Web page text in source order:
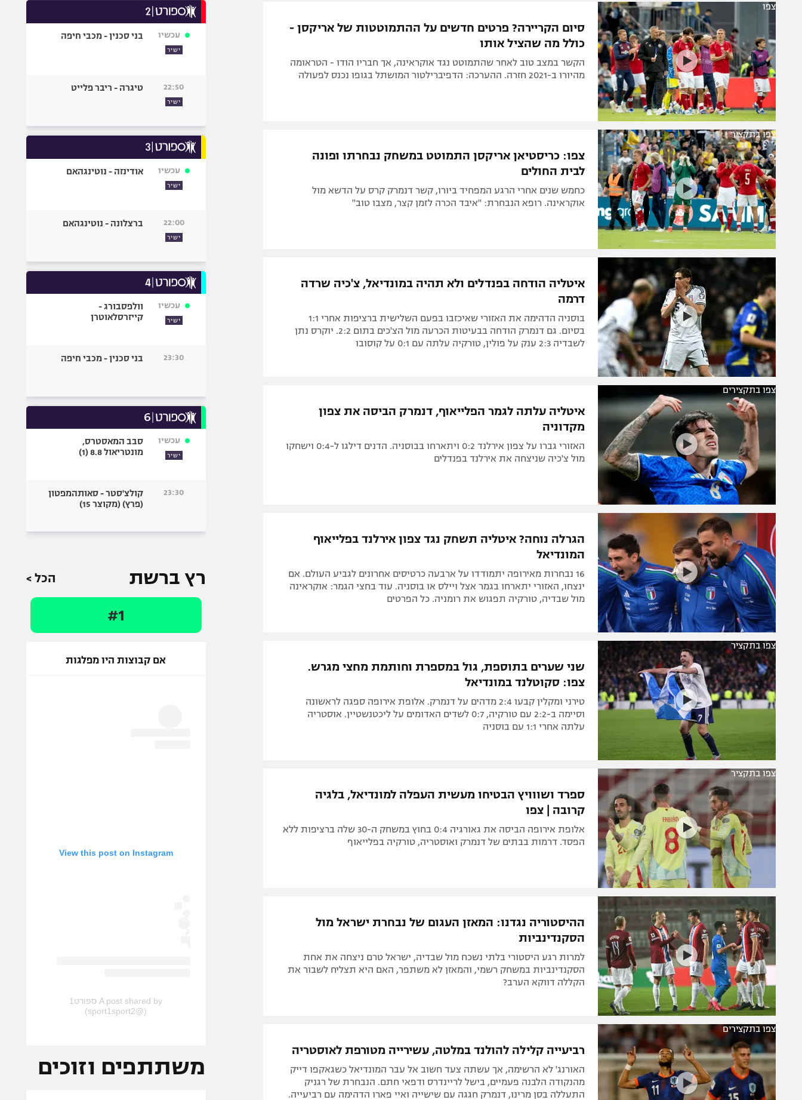
תקנון משתתפים וזוכים בפרסים
תקנון עבור פעילות אלקטרה
תקנון עבור פעילות ספורט 1 – "מרלן"
טניס
גיימינג E-Sports
תנאי שימוש
מדיניות פרטיות
תקנון פעילות ספורט 1
רשיון להקרנה פומבית לבית עסק
הצטרפות לחבילת הערוצים
לוח דרושים – ג'ובנט
תגיות
המגזין
הפועל באר שבע
מכבי נתניה
ספורט מוטורי
בייסבול MLB
גיימינג E-Sports
צפו
סיום הקריירה? פרטים חדשים על ההתמוטטות של אריקסן -
כולל מה שהציל אותו
הקשר במצב טוב לאחר שהתמוטט נגד אוקראינה, אך חבריו הודו - הטראומה
מהיורו ב-2021 חזרה. ההערכה: הדפיברילטור המושתל בגופו נכנס לפעולה
צפו בתקציר
צפו: כריסטיאן אריקסן התמוטט במשחק נבחרתו ופונה
לבית החולים
כחמש שנים אחרי הרגע המפחיד ביורו, קשר דנמרק קרס על הדשא מול
אוקראינה. רופא הנבחרת: "איבד הכרה לזמן קצר, מצבו טוב"
איטליה הודחה בפנדלים ולא תהיה במונדיאל, צ'כיה שרדה
דרמה
בוסניה הדהימה את האזורי שאיכזבו בפעם השלישית ברציפות אחרי 1:1
בסיום. גם דנמרק הודחה בבעיטות הכרעה מול הצ'כים בתום 2:2. יוקרס נתן
לשבדיה 2:3 ענק על פולין, טורקיה עלתה עם 0:1 על קוסובו
צפו בתקצירים
איטליה עלתה לגמר הפלייאוף, דנמרק הביסה את צפון
מקדוניה
האזורי גברו על צפון אירלנד 0:2 ויתארחו בבוסניה. הדנים דילגו ל-0:4 וישחקו
מול צ'כיה שניצחה את אירלנד בפנדלים
הגרלה נוחה? איטליה תשחק נגד צפון אירלנד בפלייאוף
המונדיאל
16 נבחרות מאירופה יתמודדו על ארבעה כרטיסים אחרונים לגביע העולם. אם
ינצחו, האזורי יתארחו בגמר אצל ויילס או בוסניה. עוד בחצי הגמר: אוקראינה
מול שבדיה, טורקיה תפגוש את רומניה. כל הפרטים
צפו בתקציר
שני שערים בתוספת, גול במספרת וחותמת מחצי מגרש.
צפו: סקוטלנד במונדיאל
טירני ומקלין קבעו 2:4 מדהים על דנמרק. אלופת אירופה ספגה לראשונה
וסיימה ב-2:2 עם טורקיה, 0:7 לשדים האדומים על ליכטנשטיין. אוסטריה
עלתה אחרי 1:1 עם בוסניה
צפו בתקציר
ספרד ושווויץ הבטיחו מעשית העפלה למונדיאל, בלגיה
קרובה | צפו
אלופת אירופה הביסה את גאורגיה 0:4 בחוץ במשחק ה-30 שלה ברציפות ללא
הפסד. דרמות בבתים של דנמרק ואוסטריה, טורקיה בפלייאוף
ההיסטוריה נגדנו: המאזן העגום של נבחרת ישראל מול
הסקנדינביות
למרות רגע היסטורי בלתי נשכח מול שבדיה, ישראל טרם ניצחה את אחת
הסקנדינביות במשחק רשמי, והמאזן לא משתפר, האם היא תצליח לשבור את
הקללה דווקא הערב?
צפו בתקצירים
רביעייה קלילה להולנד במלטה, עשירייה מטורפת לאוסטריה
האורנג' לא הרשימה, אך עשתה צעד חשוב אל עבר המונדיאל כשגאקפו דייק
מהנקודה הלבנה פעמיים, בישל לריינדרס ודפאי חתם. הנבחרת של רגניק
התעללה בסן מרינו, דנמרק חגגה עם שישייה ואיי פארו הדהימה עם רביעייה.
עכשיו
ישיר
בני סכנין - מכבי חיפה
22:50
ישיר
טיגרה - ריבר פלייט
עכשיו
ישיר
אודינזה - נוטינגהאם
22:00
ישיר
ברצלונה - נוטינגהאם
עכשיו
ישיר
וולפסבורג -
קייזרסלאוטרן
23:30 בני סכנין - מכבי חיפה
עכשיו
ישיר
סבב המאסטרס,
מונטריאול 8.8 (1)
23:30
קולצ'סטר - סאותהמפטון
(פרץ) (מקוצר 15)
רץ ברשת הכל >
#1
אם קבוצות היו מפלגות
View this post on Instagram
A post shared by ספורט1
(@sport1sport2)
משתתפים וזוכים